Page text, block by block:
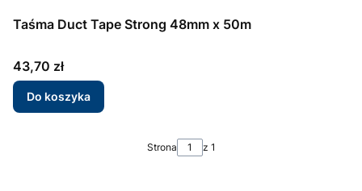
Taśma Duct Tape Strong 48mm x 50m
Cena
43,70 zł
Do koszyka
Strona z 1